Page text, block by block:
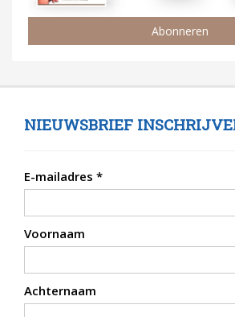
Abonneren
NIEUWSBRIEF
E-mailadres *
Voornaam
Achternaam